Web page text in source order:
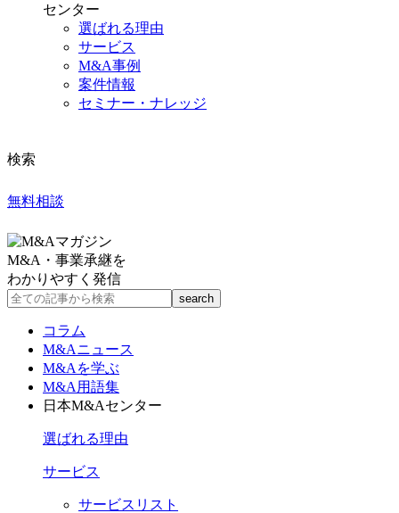
センター
選ばれる理由
サービス
M&A事例
案件情報
セミナー・ナレッジ
検索
無料相談
M&A・事業承継を
わかりやすく発信
コラム
M&Aニュース
M&Aを学ぶ
M&A用語集
日本M&Aセンター
選ばれる理由
サービス
サービスリスト